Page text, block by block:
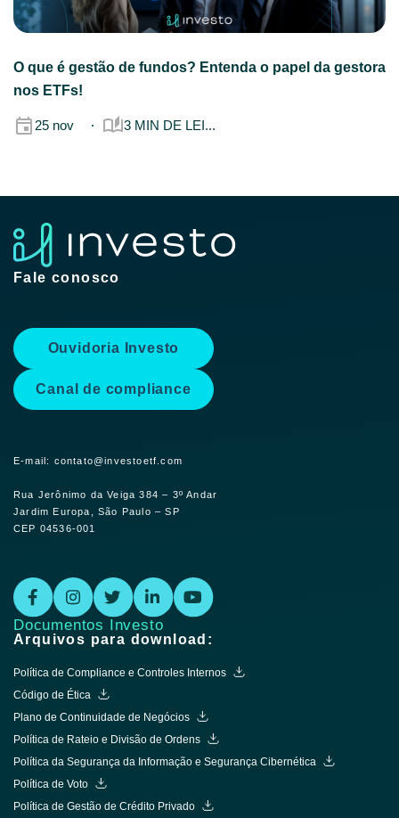
O que é gestão de fundos? Entenda o papel da gestora
nos ETFs!
25 nov 3 MIN DE LEI...
Fale conosco
Ouvidoria Investo
Canal de compliance
E-mail: contato@investoetf.com
Rua Jerônimo da Veiga 384 – 3º Andar
Jardim Europa, São Paulo – SP
CEP 04536-001
Documentos Investo
Arquivos para download:
Política de Compliance e Controles Internos
Código de Ética
Plano de Continuidade de Negócios
Política de Rateio e Divisão de Ordens
Política da Segurança da Informação e Segurança Cibernética
Política de Voto
Política de Gestão de Crédito Privado